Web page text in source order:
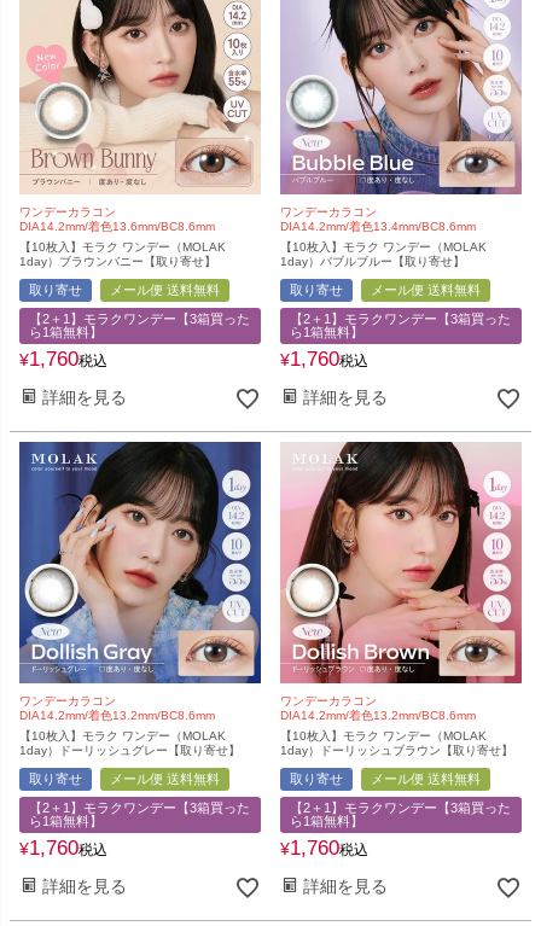
ワンデーカラコン
DIA14.2mm/着色13.6mm/BC8.6mm
【10枚入】モラク ワンデー（MOLAK
1day）ブラウンバニー【取り寄せ】
取り寄せ
メール便 送料無料
【2＋1】モラクワンデー【3箱買った
ら1箱無料】
¥1,760税込
詳細を見る
ワンデーカラコン
DIA14.2mm/着色13.4mm/BC8.6mm
【10枚入】モラク ワンデー（MOLAK
1day）バブルブルー【取り寄せ】
取り寄せ
メール便 送料無料
【2＋1】モラクワンデー【3箱買った
ら1箱無料】
¥1,760税込
詳細を見る
ワンデーカラコン
DIA14.2mm/着色13.2mm/BC8.6mm
【10枚入】モラク ワンデー（MOLAK
1day）ドーリッシュグレー【取り寄せ】
取り寄せ
メール便 送料無料
【2＋1】モラクワンデー【3箱買った
ら1箱無料】
¥1,760税込
詳細を見る
ワンデーカラコン
DIA14.2mm/着色13.2mm/BC8.6mm
【10枚入】モラク ワンデー（MOLAK
1day）ドーリッシュブラウン【取り寄せ】
取り寄せ
メール便 送料無料
【2＋1】モラクワンデー【3箱買った
ら1箱無料】
¥1,760税込
詳細を見る